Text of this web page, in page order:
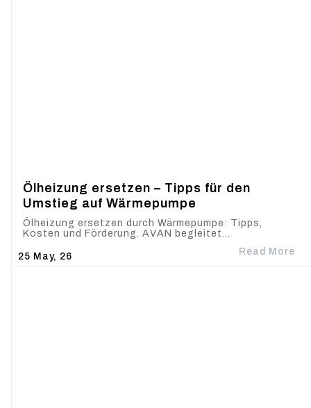
Ölheizung ersetzen – Tipps für den
Umstieg auf Wärmepumpe
25 May, 26
Ölheizung ersetzen durch Wärmepumpe: Tipps,
Kosten und Förderung. AVAN begleitet…
Read More